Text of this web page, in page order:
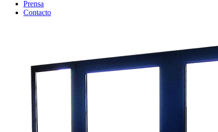
Prensa
Contacto